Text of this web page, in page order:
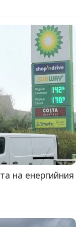
на енергийния